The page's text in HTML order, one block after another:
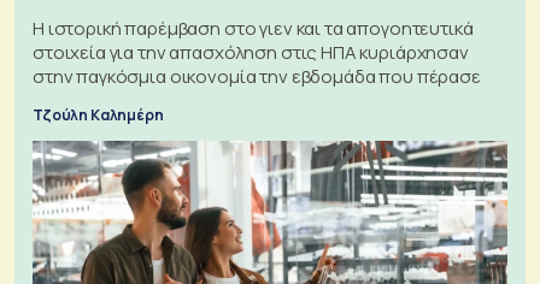
Η ιστορική παρέμβαση στο γιεν και τα απογοητευτικά
στοιχεία για την απασχόληση στις ΗΠΑ κυριάρχησαν
στην παγκόσμια οικονομία την εβδομάδα που πέρασε
Τζούλη Καλημέρη